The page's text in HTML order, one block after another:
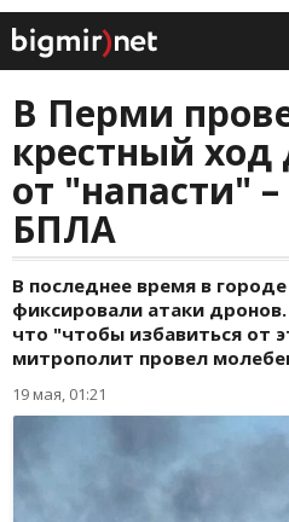
В Перми
крестный
от "напасти"
БПЛА
В последнее время в
фиксировали атаки
что "чтобы избавиться от
митрополит провел
19 мая, 01:21